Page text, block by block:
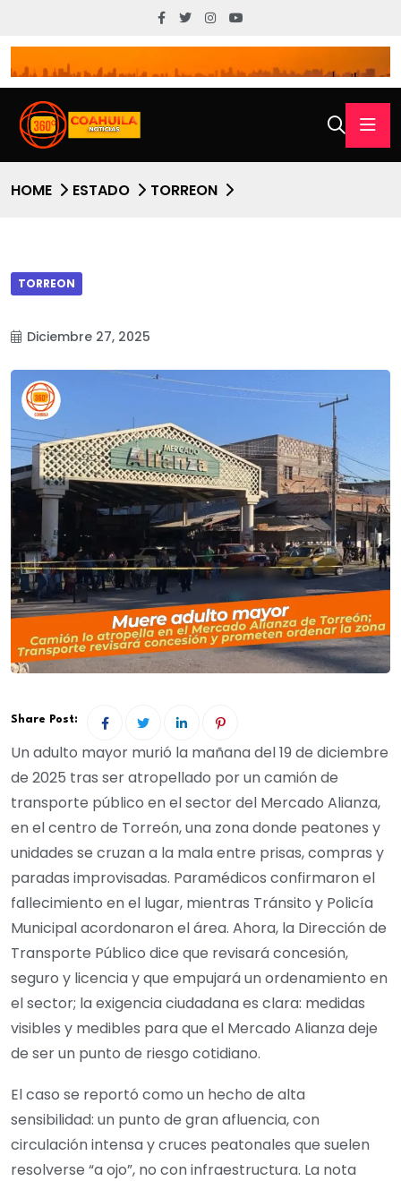
HOME ESTADO TORREON
TORREON
Diciembre 27, 2025
Share Post:
Un adulto mayor murió la mañana del 19 de diciembre
de 2025 tras ser atropellado por un camión de
transporte público en el sector del Mercado Alianza,
en el centro de Torreón, una zona donde peatones y
unidades se cruzan a la mala entre prisas, compras y
paradas improvisadas. Paramédicos confirmaron el
fallecimiento en el lugar, mientras Tránsito y Policía
Municipal acordonaron el área. Ahora, la Dirección de
Transporte Público dice que revisará concesión,
seguro y licencia y que empujará un ordenamiento en
el sector; la exigencia ciudadana es clara: medidas
visibles y medibles para que el Mercado Alianza deje
de ser un punto de riesgo cotidiano.
El caso se reportó como un hecho de alta
sensibilidad: un punto de gran afluencia, con
circulación intensa y cruces peatonales que suelen
resolverse “a ojo”, no con infraestructura. La nota